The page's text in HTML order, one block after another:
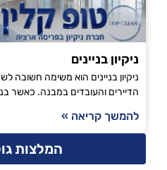
ניקיון בניינים
ניקיון בניינים הוא משימה חשובה
הדיירים והעובדים במבנה. כאשר
להמשך קריאה »
המלצות